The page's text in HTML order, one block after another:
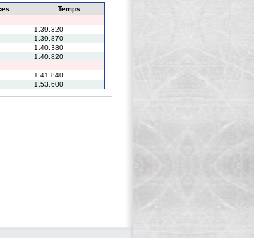
Temps
1.39.320
1.39.870
1.40.380
1.40.820
1.41.840
1.53.600